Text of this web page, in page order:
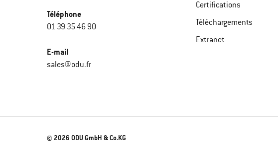
Téléphone
01 39 35 46 90
E-mail
sales@odu.fr
Certifications
Téléchargements
Extranet
© 2026 ODU GmbH & Co.KG